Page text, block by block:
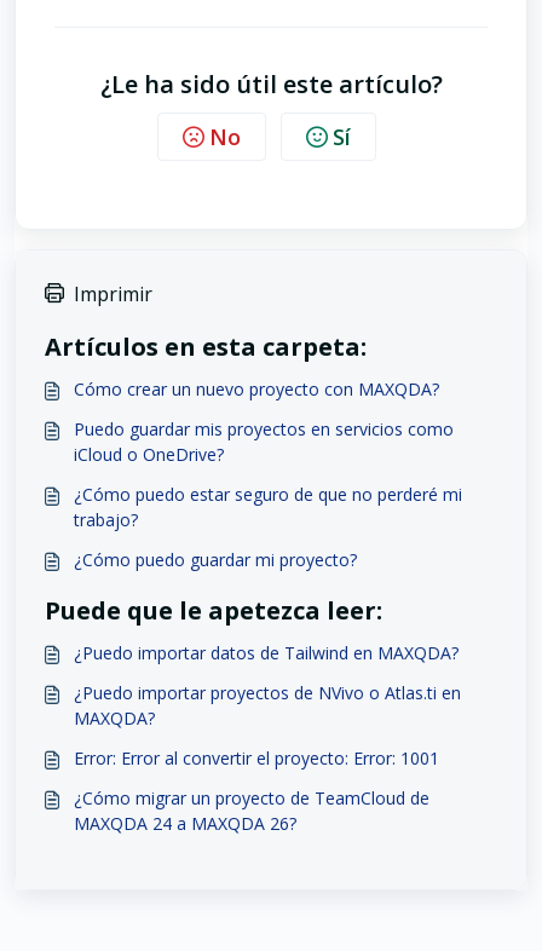
¿Le ha sido útil este artículo?
No Sí
Imprimir
Artículos en esta carpeta:
Cómo crear un nuevo proyecto con MAXQDA?
Puedo guardar mis proyectos en servicios como
iCloud o OneDrive?
¿Cómo puedo estar seguro de que no perderé mi
trabajo?
¿Cómo puedo guardar mi proyecto?
Puede que le apetezca leer:
¿Puedo importar datos de Tailwind en MAXQDA?
¿Puedo importar proyectos de NVivo o Atlas.ti en
MAXQDA?
Error: Error al convertir el proyecto: Error: 1001
¿Cómo migrar un proyecto de TeamCloud de
MAXQDA 24 a MAXQDA 26?